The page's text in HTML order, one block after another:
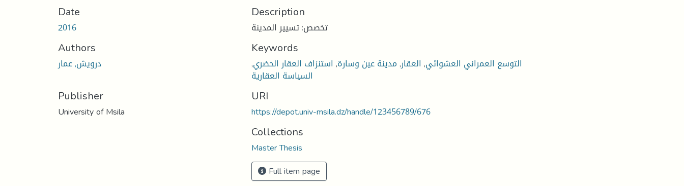
Date
2016
Authors
درويش, عمار
Publisher
University of Msila
Description
تخصص: تسيير المدينة
Keywords
التوسع العمراني العشوائي, العقار,مدينة عين وسارة, استنزاف العقار الحضري,
السياسة العقارية
URI
https://depot.univ-msila.dz/handle/123456789/676
Collections
Master Thesis
Full item page